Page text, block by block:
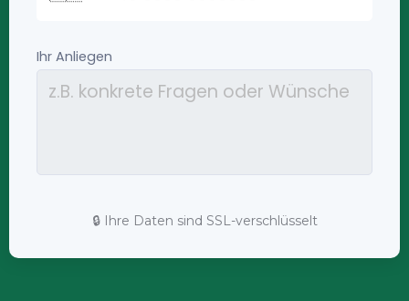
🔒 Ihre Daten sind SSL-verschlüsselt